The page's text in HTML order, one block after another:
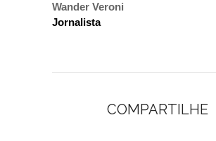
Wander Veroni
Jornalista
COMPARTILHE